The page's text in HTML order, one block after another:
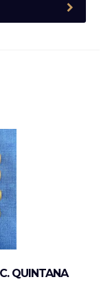
QUINTANA